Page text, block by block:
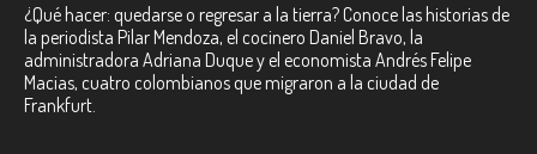
¿Qué hacer: quedarse o regresar a la tierra? Conoce las historias de
la periodista Pilar Mendoza, el cocinero Daniel Bravo, la
administradora Adriana Duque y el economista Andrés Felipe
Macias, cuatro colombianos que migraron a la ciudad de
Frankfurt.